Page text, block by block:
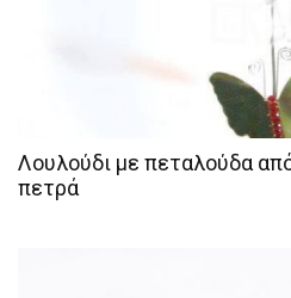
Λουλούδι με πεταλούδα
πετρά